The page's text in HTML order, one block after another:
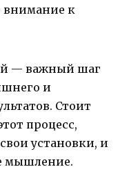
внимание к
— важный шаг
и
Стоит
процесс,
установки, и
мышление.